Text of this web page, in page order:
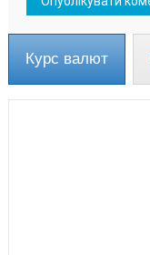
Курс валют